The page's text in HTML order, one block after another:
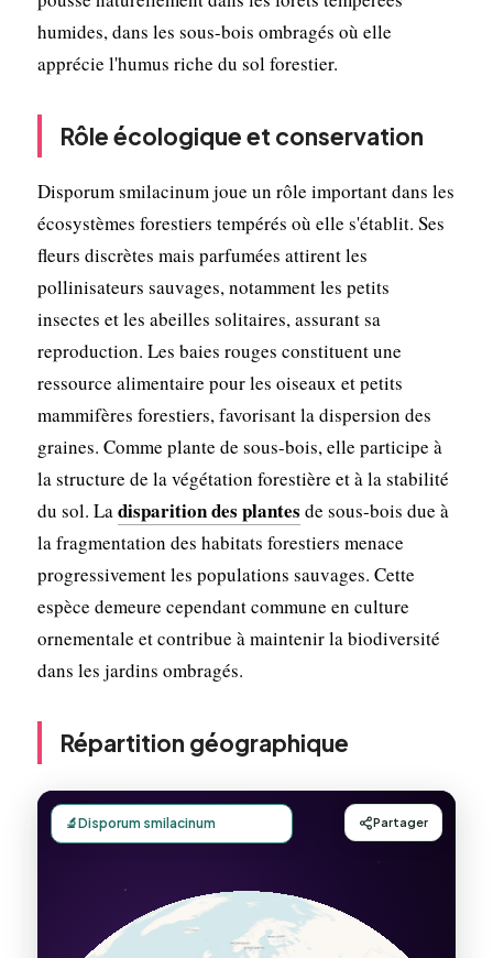
humides, dans les sous-bois ombragés où elle
apprécie l'humus riche du sol forestier.
Rôle écologique et conservation
Disporum smilacinum joue un rôle important dans les
écosystèmes forestiers tempérés où elle s'établit. Ses
fleurs discrètes mais parfumées attirent les
pollinisateurs sauvages, notamment les petits
insectes et les abeilles solitaires, assurant sa
reproduction. Les baies rouges constituent une
ressource alimentaire pour les oiseaux et petits
mammifères forestiers, favorisant la dispersion des
graines. Comme plante de sous-bois, elle participe à
la structure de la végétation forestière et à la stabilité
du sol. Ladisparition des plantes de sous-bois due à
la fragmentation des habitats forestiers menace
progressivement les populations sauvages. Cette
espèce demeure cependant commune en culture
ornementale et contribue à maintenir la biodiversité
dans les jardins ombragés.
Répartition géographique